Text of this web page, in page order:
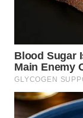
WN
PADANG
LAWAS
WN